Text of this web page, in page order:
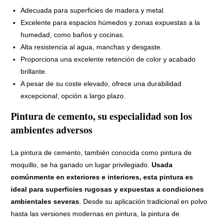
Adecuada para superficies de madera y metal.
Excelente para espacios húmedos y zonas expuestas a la
humedad, como baños y cocinas.
Alta resistencia al agua, manchas y desgaste.
Proporciona una excelente retención de color y acabado
brillante.
A pesar de su coste elevado, ofrece una durabilidad
excepcional; opción a largo plazo.
Pintura de cemento, su especialidad son los
ambientes adversos
La pintura de cemento, también conocida como pintura de
moquillo, se ha ganado un lugar privilegiado.Usada
comúnmente en exteriores e interiores, esta pintura es
ideal para superficies rugosas y expuestas a condiciones
ambientales severas . Desde su aplicación tradicional en polvo
hasta las versiones modernas en pintura, la pintura de